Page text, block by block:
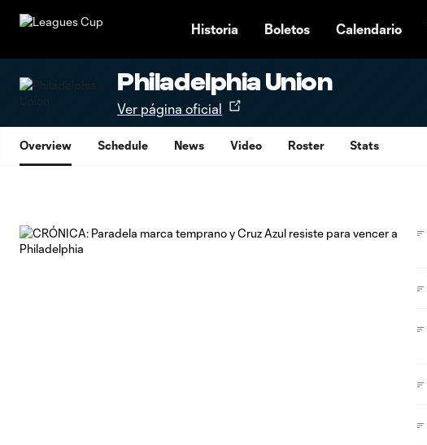
Historia Boletos Calendario
Philadelphia Union
Ver página oficial
Overview Schedule News Video Roster Stats